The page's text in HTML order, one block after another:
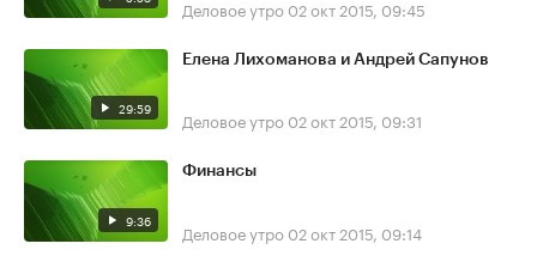
Деловое утро 02 окт 2015, 09:45
29:59
Елена Лихоманова и Андрей Сапунов
Деловое утро 02 окт 2015, 09:31
9:36
Финансы
Деловое утро 02 окт 2015, 09:14